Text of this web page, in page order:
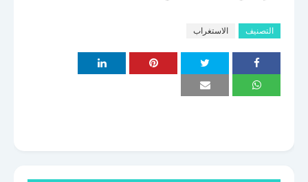
التصنيف الاستغراب